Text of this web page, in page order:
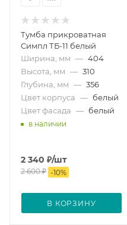
Тумба прикроватная
Симпл ТБ-11 белый
Ширина, мм — 404
Высота, мм — 310
Глубина, мм — 356
Цвет корпуса — белый
Цвет фасада — белый
в наличии
2 340 ₽/шт
2 600₽ -10%
В КОРЗИНУ